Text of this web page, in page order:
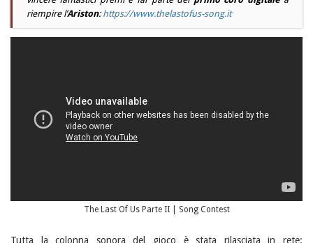
riempire l’Ariston:https://www.thelastofus-song.it
The Last Of Us Parte II | Song Contest
Tutta la colonna sonora del gioco è stata rilasciata in rete: